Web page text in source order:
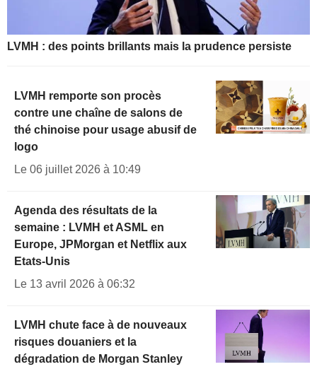
LVMH : des points brillants mais la prudence persiste
LVMH remporte son procès
contre une chaîne de salons de
thé chinoise pour usage abusif de
logo
Le 06 juillet 2026 à 10:49
Agenda des résultats de la
semaine : LVMH et ASML en
Europe, JPMorgan et Netflix aux
Etats-Unis
Le 13 avril 2026 à 06:32
LVMH chute face à de nouveaux
risques douaniers et la
dégradation de Morgan Stanley